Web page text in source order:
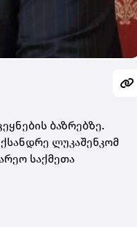
ბაზრებზე.
ლუკაშენკომ
საქმეთა